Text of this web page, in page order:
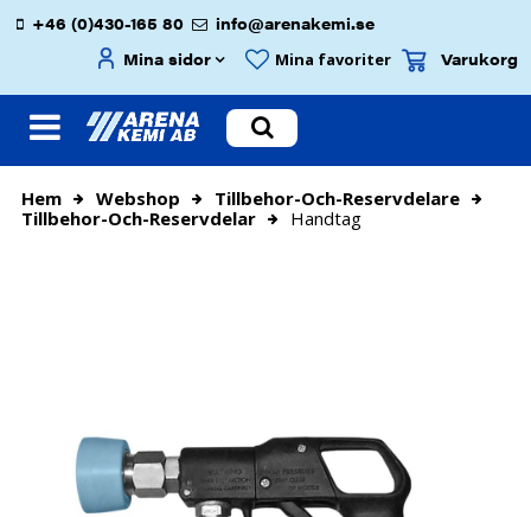
+46 (0)430-165 80
info@arenakemi.se
Mina sidor
Mina favoriter Varukorg
Hem Webshop
Tillbehor-Och-Reservdelare
Tillbehor-Och-Reservdelar
Handtag